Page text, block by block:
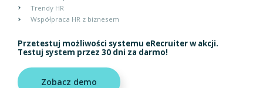
Trendy HR
Współpraca HR z biznesem
Przetestuj możliwości systemu eRecruiter w akcji.
Testuj system przez 30 dni za darmo!
Zobacz demo